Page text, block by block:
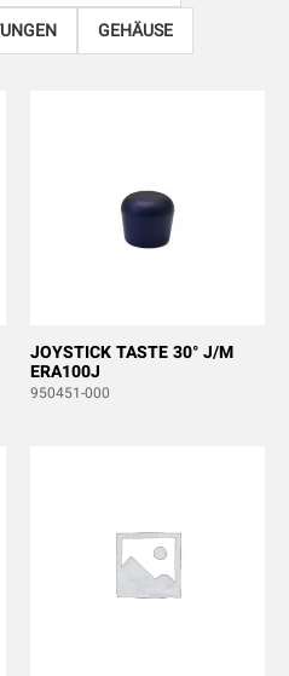
GEHÄUSE
JOYSTICK TASTE 30° J/M
ERA100J
950451-000